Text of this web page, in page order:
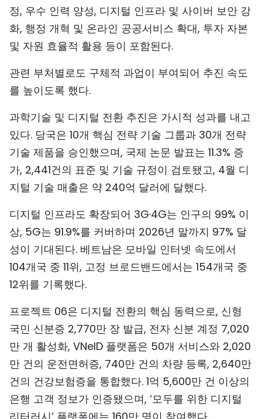
정, 우수 인력 양성, 디지털 인프라 및 사이버 보안 강
화, 행정 개혁 및 온라인 공공서비스 확대, 투자 자본
및 자원 효율적 활용 등이 포함된다.
관련 부처별로도 구체적 과업이 부여되어 추진 속도
를 높이도록 했다.
과학기술 및 디지털 전환 추진은 가시적 성과를 내고
있다. 당국은 10개 핵심 전략 기술 그룹과 30개 전략
기술 제품을 승인했으며, 국제 논문 발표는 11.3% 증
가, 2,441건의 표준 및 기술 규정이 검토됐고, 4월 디
지털 기술 매출은 약 240억 달러에 달했다.
디지털 인프라도 확장되어 3G·4G는 인구의 99% 이
상, 5G는 91.9%를 커버하며 2026년 말까지 97% 달
성이 기대된다. 베트남은 모바일 인터넷 속도에서
104개국 중 11위, 고정 브로드밴드에서는 154개국 중
12위를 기록했다.
프로젝트 06은 디지털 전환의 핵심 동력으로, 신형
국민 신분증 2,770만 장 발급, 전자 신분 계정 7,020
만 개 활성화, VNeID 플랫폼은 50개 서비스와 2,020
만 건의 운전면허증, 740만 건의 차량 등록, 2,640만
건의 건강보험증을 통합했다. 1억 5,600만 건 이상의
은행 고객 정보가 인증됐으며, ‘모두를 위한 디지털